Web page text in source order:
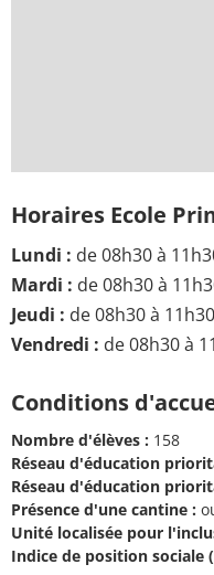
Horaires Ecole
Lundi : de 08h30 à
Mardi : de 08h30 à
Jeudi : de 08h30 à
Vendredi : de 08h30 à
Conditions
Nombre d'élèves : 158
Réseau d'éducation
Réseau d'éducation
Présence d'une cantine :
Unité localisée pour
Indice de position sociale